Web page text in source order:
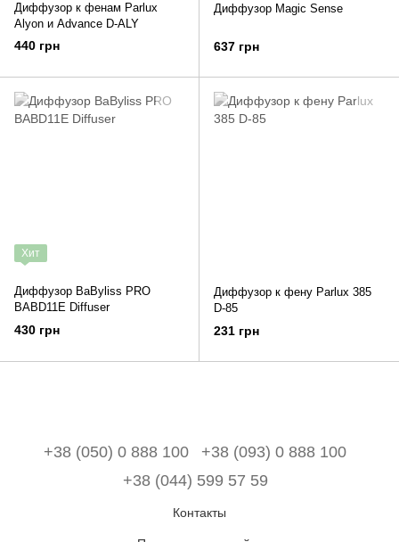
Диффузор к фенам Parlux
Alyon и Advance D-ALY
440 грн
Диффузор Magic Sense
637 грн
Хит
Диффузор BaByliss PRO
BABD11E Diffuser
430 грн
Диффузор к фену Parlux 385
D-85
231 грн
+38 (050) 0 888 100
+38 (093) 0 888 100
+38 (044) 599 57 59
Контакты